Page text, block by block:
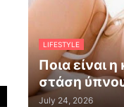
LIFESTYLE
Ποια είναι
στάση ύπνου
July 24, 2026